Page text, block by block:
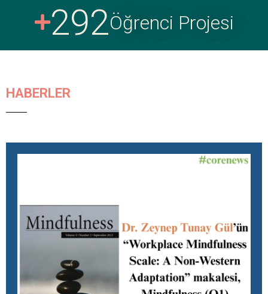
300Öğrenci Projesi
HABERLER